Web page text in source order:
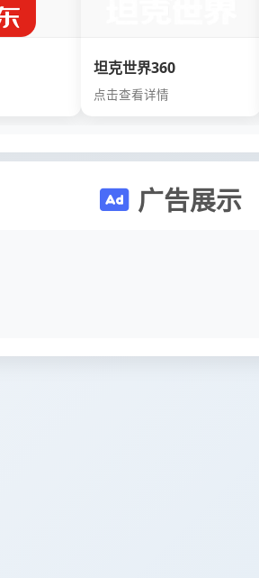
坦克世界360
点击查看详情
广告展示